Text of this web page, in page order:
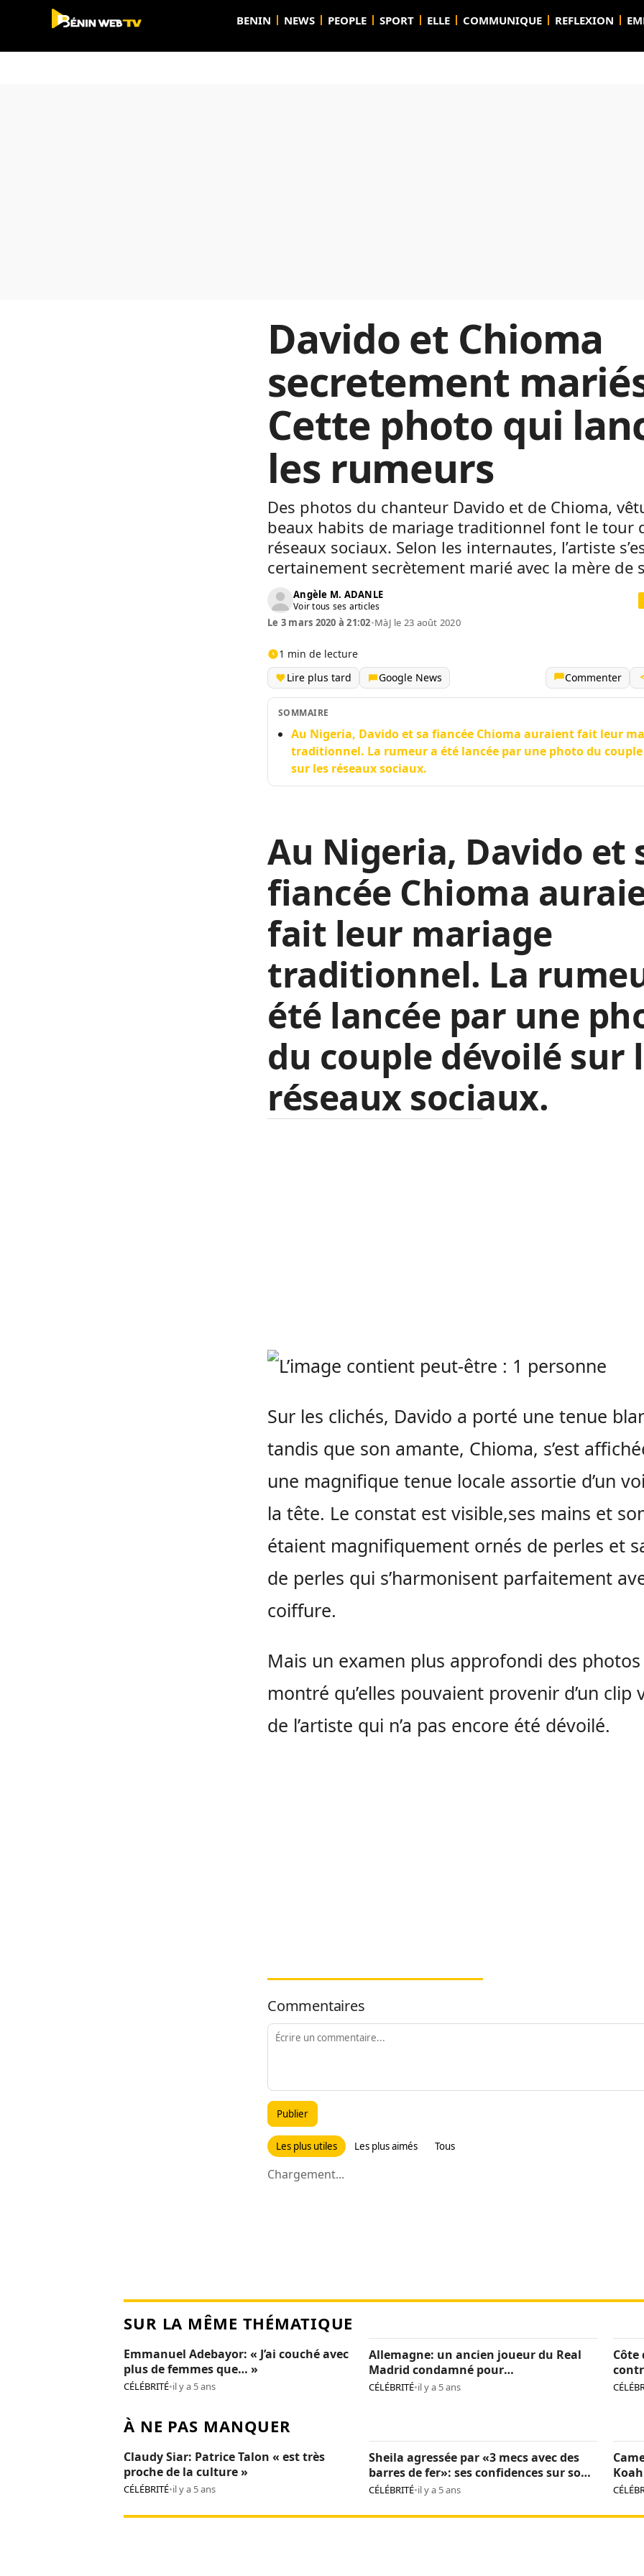
BENIN NEWS PEOPLE SPORT ELLE COMMUNIQUE REFLEXION
Davido et Chioma
secretement
Cette photo qui
les rumeurs
Des photos du chanteur Davido et de Chioma,
beaux habits de mariage traditionnel font le tour
réseaux sociaux. Selon les internautes, l’artiste
certainement secrètement marié avec la mère de
Angèle M. ADANLE
Voir tous ses articles
Le 3 mars 2020 à 21:02•MàJ le 23 août 2020
1 min de lecture
Lire plus tard
Google News Commenter
SOMMAIRE
Au Nigeria, Davido et sa fiancée Chioma auraient fait leur
traditionnel. La rumeur a été lancée par une photo du
sur les réseaux sociaux.
Au Nigeria, Davido et
fiancée Chioma
fait leur mariage
traditionnel. La
été lancée par une
du couple dévoilé sur
réseaux sociaux.
Sur les clichés, Davido a porté une tenue
tandis que son amante, Chioma, s’est
une magnifique tenue locale assortie d’un
la tête. Le constat est visible,ses mains et
étaient magnifiquement ornés de perles et
de perles qui s’harmonisent parfaitement
coiffure.
Mais un examen plus approfondi des photos
montré qu’elles pouvaient provenir d’un clip
de l’artiste qui n’a pas encore été dévoilé.
Commentaires
Publier
Les plus utiles Les plus aimés Tous
Chargement...
SUR LA MÊME THÉMATIQUE
Emmanuel Adebayor: « J’ai couché avec
plus de femmes que… »
CÉLÉBRITÉ•il y a 5 ans
Allemagne: un ancien joueur du Real
Madrid condamné pour
pédopornographie
CÉLÉBRITÉ•il y a 5 ans
Côte
À NE PAS MANQUER
Claudy Siar: Patrice Talon « est très
proche de la culture »
CÉLÉBRITÉ•il y a 5 ans
Sheila agressée par «3 mecs avec des
barres de fer»: ses confidences sur son
calvaire
CÉLÉBRITÉ•il y a 5 ans